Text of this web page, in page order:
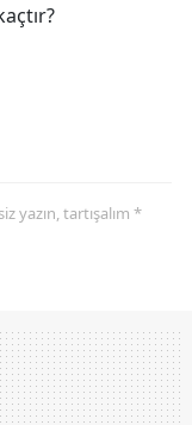
yazın, tartışalım *